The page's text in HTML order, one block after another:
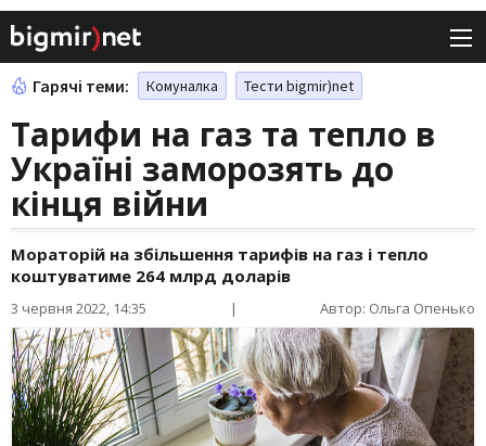
Гарячі теми: Комуналка Тести bigmir)net
Тарифи на газ та тепло в
Україні заморозять до
кінця війни
Мораторій на збільшення тарифів на газ і тепло
коштуватиме 264 млрд доларів
3 червня 2022, 14:35 | Автор: Ольга Опенько